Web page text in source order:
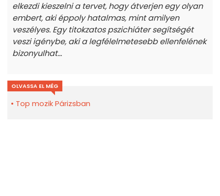
elkezdi kieszelni a tervet, hogy átverjen egy olyan
embert, aki éppoly hatalmas, mint amilyen
veszélyes. Egy titokzatos pszichiáter segítségét
veszi igénybe, aki a legfélelmetesebb ellenfelének
bizonyulhat...
OLVASSA EL MÉG
Top mozik Párizsban